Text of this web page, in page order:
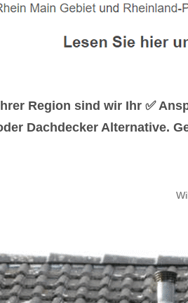
Region sind wir Ihr ✅
Dachdecker Alternative.